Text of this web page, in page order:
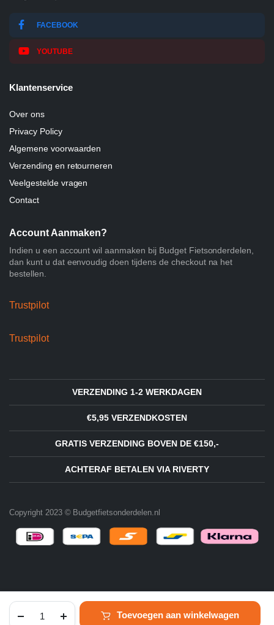
36T
Toevoegen aan winkelwagen
FACEBOOK
YOUTUBE
Klantenservice
Over ons
Privacy Policy
Algemene voorwaarden
Verzending en retourneren
Veelgestelde vragen
Contact
Account Aanmaken?
Indien u een account wil aanmaken bij Budget Fietsonderdelen,
dan kunt u dat eenvoudig doen tijdens de checkout na het
bestellen.
Trustpilot
Trustpilot
VERZENDING 1-2 WERKDAGEN
€5,95 VERZENDKOSTEN
GRATIS VERZENDING BOVEN DE €150,-
ACHTERAF BETALEN VIA RIVERTY
Copyright 2023 © Budgetfietsonderdelen.nl